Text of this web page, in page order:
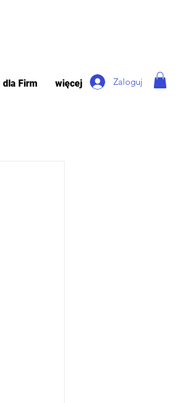
dla Firm więcej Zaloguj